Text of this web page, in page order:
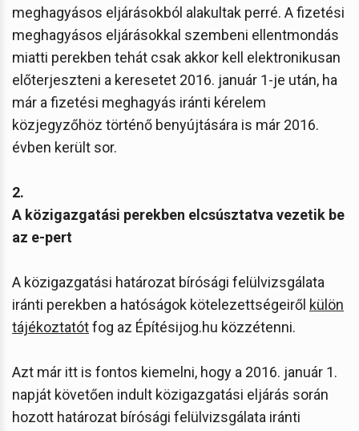
meghagyásos eljárásokból alakultak perré. A fizetési
meghagyásos eljárásokkal szembeni ellentmondás
miatti perekben tehát csak akkor kell elektronikusan
előterjeszteni a keresetet 2016. január 1-je után, ha
már a fizetési meghagyás iránti kérelem
közjegyzőhöz történő benyújtására is már 2016.
évben került sor.
2.
A közigazgatási perekben elcsúsztatva vezetik be
az e-pert
A közigazgatási határozat bírósági felülvizsgálata
iránti perekben a hatóságok kötelezettségeiről külön
tájékoztatótfog az Építésijog.hu közzétenni.
Azt már itt is fontos kiemelni, hogy a 2016. január 1.
napját követően indult közigazgatási eljárás során
hozott határozat bírósági felülvizsgálata iránti